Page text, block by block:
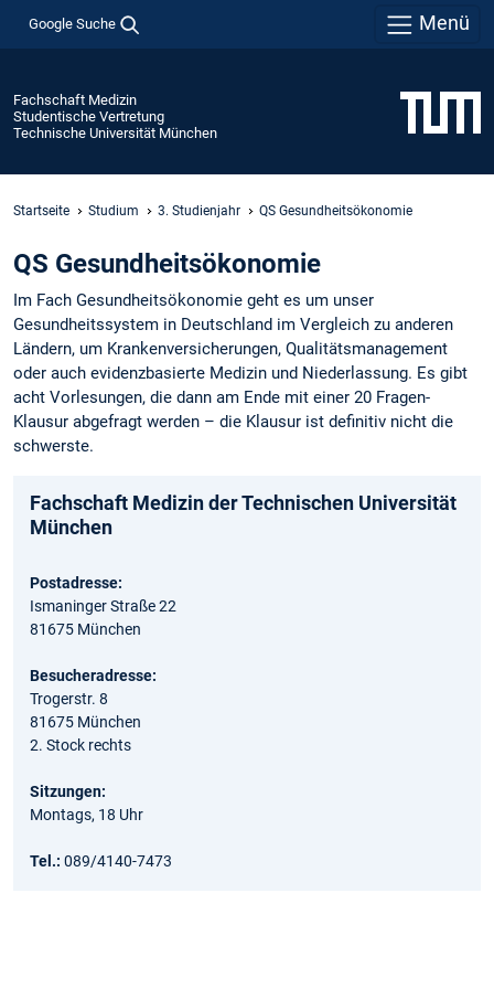
Google Suche Menü
Fachschaft Medizin
Studentische Vertretung
Technische Universität München
Startseite Studium 3. Studienjahr QS Gesundheitsökonomie
QS Gesundheitsökonomie
Im Fach Gesundheitsökonomie geht es um unser
Gesundheitssystem in Deutschland im Vergleich zu anderen
Ländern, um Krankenversicherungen, Qualitätsmanagement
oder auch evidenzbasierte Medizin und Niederlassung. Es gibt
acht Vorlesungen, die dann am Ende mit einer 20 Fragen-
Klausur abgefragt werden – die Klausur ist definitiv nicht die
schwerste.
Fachschaft Medizin der Technischen Universität
München
Postadresse:
Ismaninger Straße 22
81675 München
Besucheradresse:
Trogerstr. 8
81675 München
2. Stock rechts
Sitzungen:
Montags, 18 Uhr
Tel.: 089/4140-7473